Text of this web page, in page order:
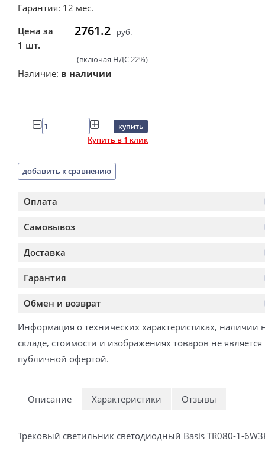
Гарантия: 12 мес.
Цена за
1 шт.
2761.2 руб.
(включая НДС 22%)
Наличие: в наличии
купить
Купить в 1 клик
добавить к сравнению
Оплата
Самовывоз
Доставка
Гарантия
Обмен и возврат
Информация о технических характеристиках, наличии
складе, стоимости и изображениях товаров не является
публичной офертой.
Описание Характеристики Отзывы
Трековый светильник светодиодный Basis TR080-1-